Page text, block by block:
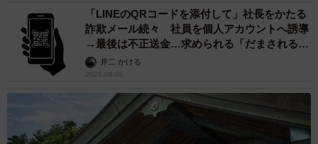
「LINEのQRコードを添付して」社長をかたる
詐欺メール続々 社員を個人アカウントへ誘導
→最後は不正送金…求められる「だまされる前
提」の対策
井二 かける
2026.08.06